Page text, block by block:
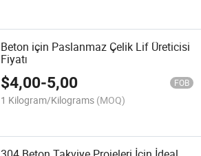
Beton için Paslanmaz Çelik Lif Üreticisi
Fiyatı
$4,00-5,00 FOB
1 Kilogram/Kilograms (MOQ)